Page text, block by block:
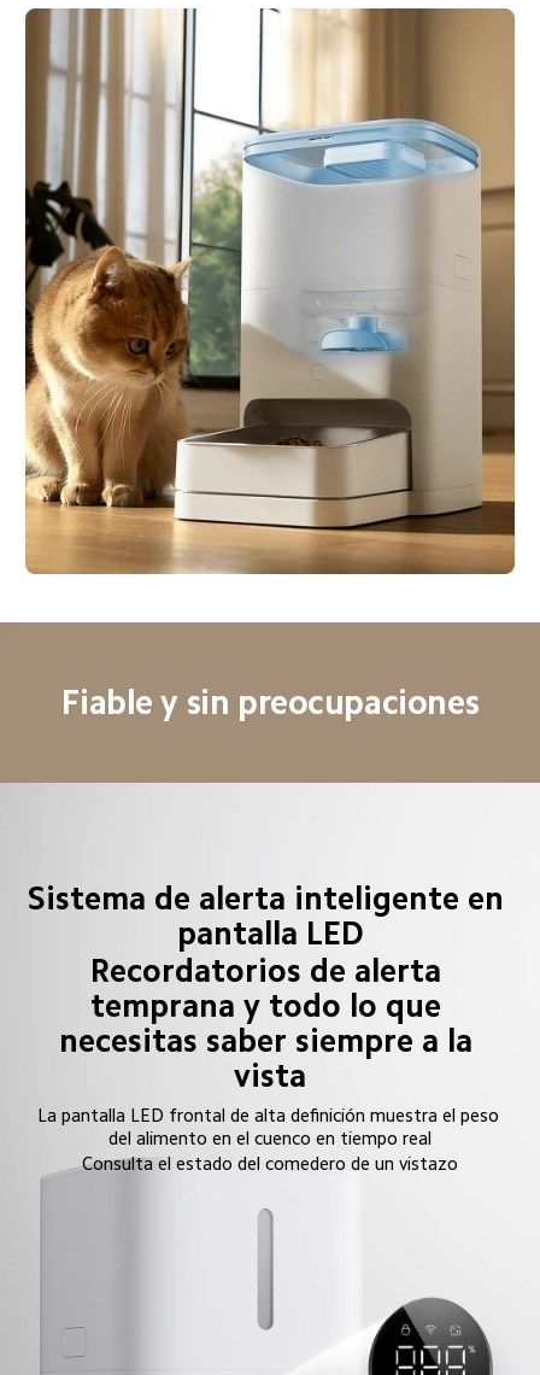
Fiable y sin preocupaciones
Sistema de alerta inteligente en
pantalla LED
Recordatorios de alerta
temprana y todo lo que
necesitas saber siempre a la
vista
La pantalla LED frontal de alta definición muestra el peso
del alimento en el cuenco en tiempo real
Consulta el estado del comedero de un vistazo